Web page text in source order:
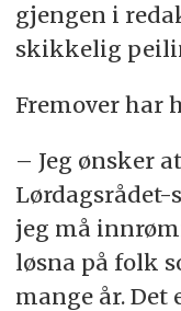
gjengen i
skikkelig
Fremover har
– Jeg ønsker
Lørdagsrådet-
jeg må
løsna på folk
mange år. Det